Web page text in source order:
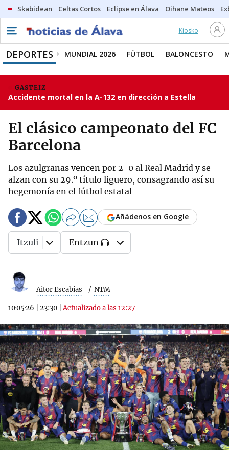
Skabidean Celtas Cortos Eclipse en Álava Oihane Mateos
Kiosko
DEPORTES MUNDIAL 2026 FÚTBOL BALONCESTO
GASTEIZ
Accidente mortal en la A-132 en dirección a Estella
El clásico campeonato del FC
Barcelona
Los azulgranas vencen por 2-0 al Real Madrid y se
alzan con su 29.º título liguero, consagrando así su
hegemonía en el fútbol estatal
Aitor Escabias NTM
10·05·26 23:30 |Actualizado a las 12:27
Añádenos en Google
Itzuli Entzun